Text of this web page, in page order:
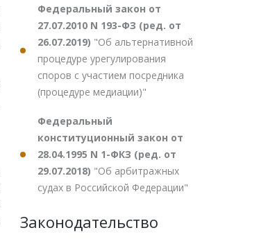
Федеральный закон от
27.07.2010 N 193-ФЗ (ред. от
26.07.2019) "Об альтернативной
процедуре урегулирования
споров с участием посредника
(процедуре медиации)"
Федеральный
конституционный закон от
28.04.1995 N 1-ФКЗ (ред. от
29.07.2018) "Об арбитражных
судах в Российской Федерации"
Законодательство